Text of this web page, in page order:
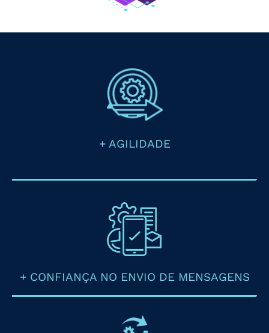
+ AGILIDADE
+ CONFIANÇA NO ENVIO DE MENSAGENS